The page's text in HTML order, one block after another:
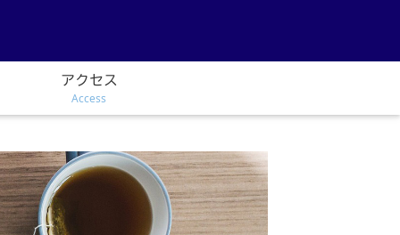
アクセス
Access